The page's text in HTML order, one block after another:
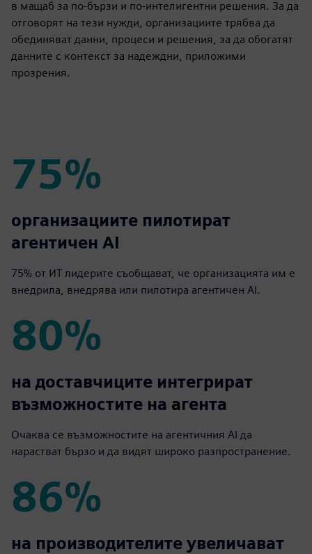
в мащаб за по-бързи и по-интелигентни решения. За да
отговорят на тези нужди, организациите трябва да
обединяват данни, процеси и решения, за да обогатят
данните с контекст за надеждни, приложими
прозрения.
75%
75%
организациите пилотират
агентичен AI
75% от ИТ лидерите съобщават, че организацията им е
внедрила, внедрява или пилотира агентичен AI.
80%
80%
на доставчиците интегрират
възможностите на агента
Очаква се възможностите на агентичния AI да
нарастват бързо и да видят широко разпространение.
86%
86%
на производителите увеличават